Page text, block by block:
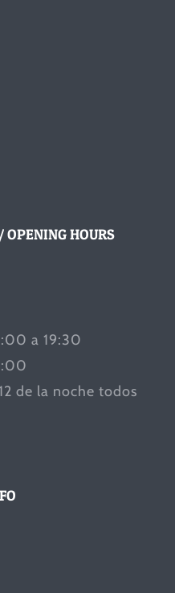
OPENING HOURS
a 19:30
de la noche todos